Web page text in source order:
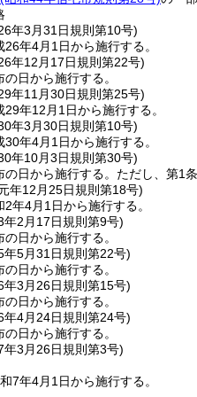
年3月31日規則第10号)
年4月1日から施行する。
年12月17日規則第22号)
日から施行する。
年11月30日規則第25号)
年12月1日から施行する。
年3月30日規則第10号)
年4月1日から施行する。
年10月3日規則第30号)
日から施行する。 ただし、第1
年12月25日規則第18号)
年4月1日から施行する。
年2月17日規則第9号)
日から施行する。
年5月31日規則第22号)
日から施行する。
年3月26日規則第15号)
日から施行する。
年4月24日規則第24号)
日から施行する。
年3月26日規則第3号)
7年4月1日から施行する。